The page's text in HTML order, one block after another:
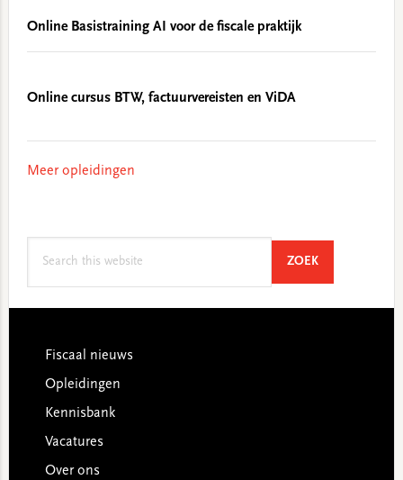
Online Basistraining AI voor de fiscale praktijk
Online cursus BTW, factuurvereisten en ViDA
Meer opleidingen
ZOEKSEARCH
Footer
Fiscaal nieuws
Opleidingen
Kennisbank
Vacatures
Over ons